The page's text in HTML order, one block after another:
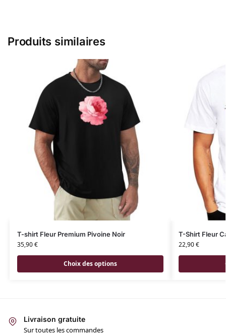
Produits similaires
T-shirt Fleur Premium Pivoine Noir
35,90€
Choix des options
T-Shirt Fleur
22,90€
Livraison gratuite
Sur toutes les commandes